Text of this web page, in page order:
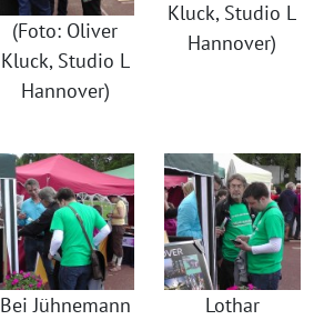
(Foto: Oliver
Kluck, Studio L
Hannover)
Kluck, Studio L
Hannover)
Bei Jühnemann
Lothar